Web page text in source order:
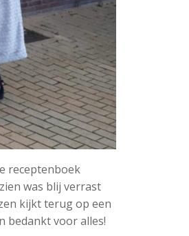
receptenboek
was blij verrast
kijkt terug op een
bedankt voor alles!